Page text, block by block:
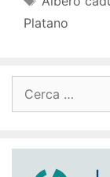
Platano
per: